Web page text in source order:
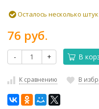
Осталось несколько штук
76 руб.
- + В
К сравнению В